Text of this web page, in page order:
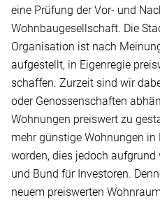
eine Prüfung der Vor- und
Wohnbaugesellschaft. Die
Organisation ist nach
aufgestellt, in Eigenregie
schaffen. Zurzeit sind wir
oder Genossenschaften
Wohnungen preiswert zu
mehr günstige Wohnungen
worden, dies jedoch aufgrund
und Bund für Investoren.
neuem preiswerten